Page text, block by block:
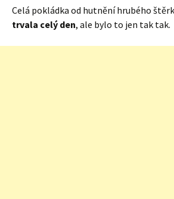
Celá pokládka od hutnění hrubého
trvala celý den, ale bylo to jen tak tak.